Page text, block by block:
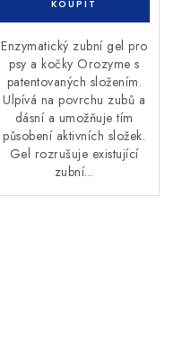
Enzymatický zubní gel pro
psy a kočky Orozyme s
patentovaných složením.
Ulpívá na povrchu zubů a
dásní a umožňuje tím
působení aktivních složek.
Gel rozrušuje existující
zubní...